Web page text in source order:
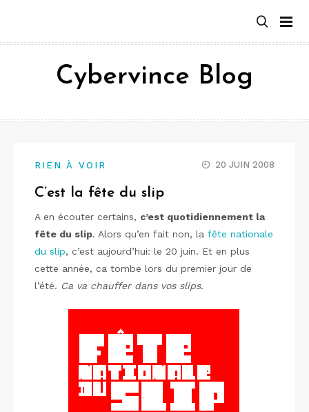
contenu
Cybervince Blog
RIEN À VOIR 20 JUIN 2008
C’est la fête du slip
A en écouter certains, c’est quotidiennement la
fête du slip. Alors qu’en fait non, la fête nationale
du slip, c’est aujourd’hui: le 20 juin. Et en plus
cette année, ca tombe lors du premier jour de
l’été. Ca va chauffer dans vos slips.